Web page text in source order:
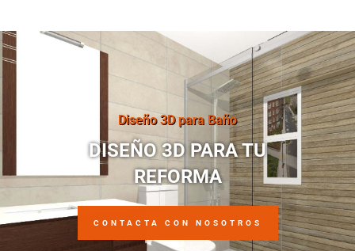
Diseño 3D para Baño
DISEÑO 3D PARA TU
REFORMA
CONTACTA CON NOSOTROS